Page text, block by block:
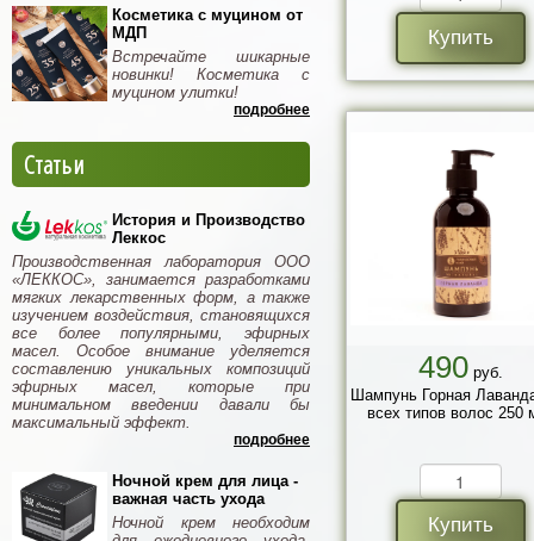
Косметика с муцином от
МДП
Встречайте шикарные
новинки! Косметика с
муцином улитки!
подробнее
Статьи
История и Производство
Леккос
Производственная лаборатория ООО
«ЛЕККОС», занимается разработками
мягких лекарственных форм, а также
изучением воздействия, становящихся
все более популярными, эфирных
масел. Особое внимание уделяется
составлению уникальных композиций
эфирных масел, которые при
минимальном введении давали бы
максимальный эффект.
подробнее
Ночной крем для лица -
важная часть ухода
Ночной крем необходим
Купить
490руб.
Шампунь Горная
всех типов волос 250
Купить